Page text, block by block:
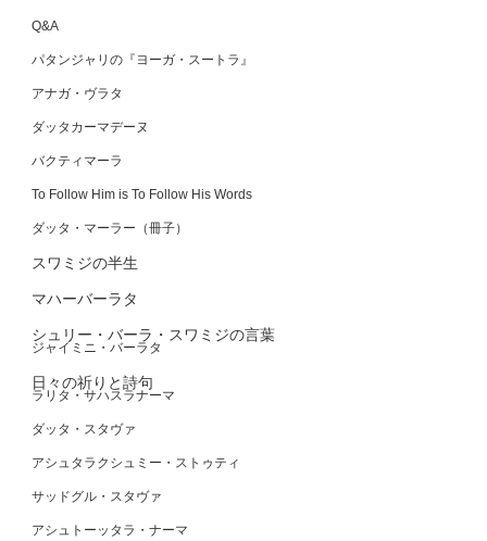
Q&A
パタンジャリの『ヨーガ・スートラ』
アナガ・ヴラタ
ダッタカーマデーヌ
バクティマーラ
To Follow Him is To Follow His Words
ダッタ・マーラー（冊子）
スワミジの半生
マハーバーラタ
シュリー・バーラ・スワミジの言葉
ジャイミニ・バーラタ
日々の祈りと詩句
ラリタ・サハスラナーマ
ダッタ・スタヴァ
アシュタラクシュミー・ストゥティ
サッドグル・スタヴァ
アシュトーッタラ・ナーマ